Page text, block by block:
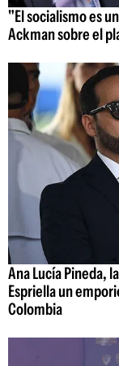
"El socialismo es
Ackman sobre el
Ana Lucía Pineda,
Espriella un
Colombia